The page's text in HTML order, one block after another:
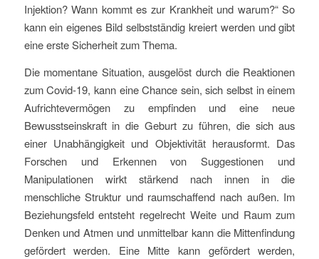
Injektion? Wann kommt es zur Krankheit und warum?“ So
kann ein eigenes Bild selbstständig kreiert werden und gibt
eine erste Sicherheit zum Thema.
Die momentane Situation, ausgelöst durch die Reaktionen
zum Covid-19, kann eine Chance sein, sich selbst in einem
Aufrichtevermögen zu empfinden und eine neue
Bewusstseinskraft in die Geburt zu führen, die sich aus
einer Unabhängigkeit und Objektivität herausformt. Das
Forschen und Erkennen von Suggestionen und
Manipulationen wirkt stärkend nach innen in die
menschliche Struktur und raumschaffend nach außen. Im
Beziehungsfeld entsteht regelrecht Weite und Raum zum
Denken und Atmen und unmittelbar kann die Mittenfindung
gefördert werden. Eine Mitte kann gefördert werden,